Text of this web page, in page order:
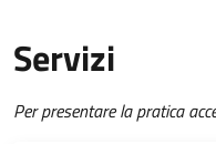
Servizi
Per presentare la pratica